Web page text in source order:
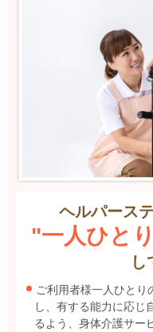
ヘルパース
"一人ひと
し
ご利用者様一人ひとり
し、有する能力に応じ
るよう、身体介護サー